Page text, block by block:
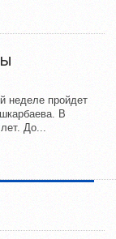
неделе пройдет
В
До...